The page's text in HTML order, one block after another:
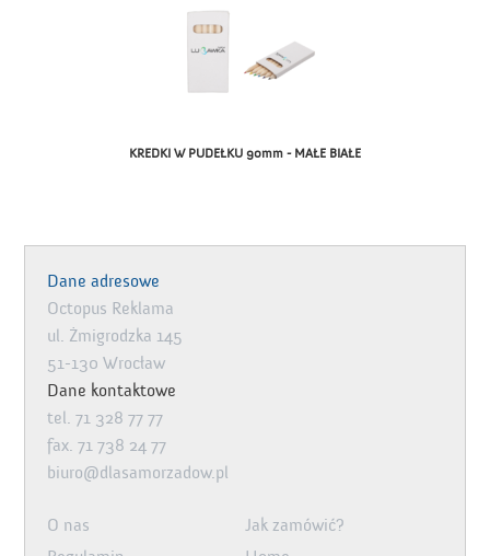
KREDKI W PUDEŁKU 90mm - MAŁE BIAŁE
Dane adresowe
Octopus Reklama
ul. Żmigrodzka 145
51-130 Wrocław
Dane kontaktowe
tel. 71 328 77 77
fax. 71 738 24 77
biuro@dlasamorzadow.pl
O nas
Jak zamówić?